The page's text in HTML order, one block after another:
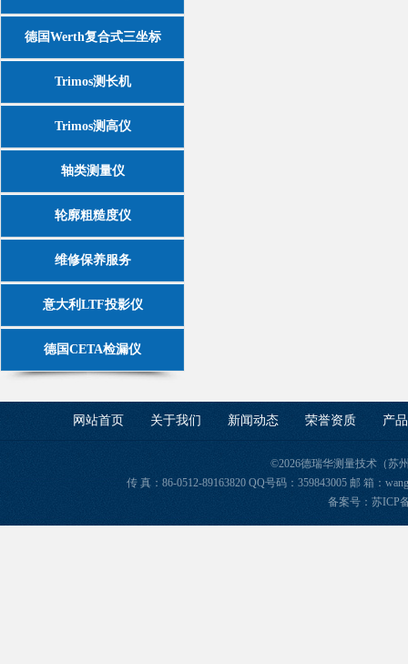
德国Werth复合式三坐标
Trimos测长机
Trimos测高仪
轴类测量仪
轮廓粗糙度仪
维修保养服务
意大利LTF投影仪
德国CETA检漏仪
网站首页 关于我们 新闻动态 荣誉资质 产
©2026德瑞华测量技术（苏
传 真：86-0512-89163820 QQ号码：359843005 邮 箱：
备案号：苏ICP